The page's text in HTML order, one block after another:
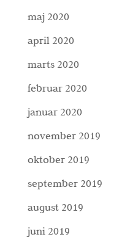
maj 2020
april 2020
marts 2020
februar 2020
januar 2020
november 2019
oktober 2019
september 2019
august 2019
juni 2019